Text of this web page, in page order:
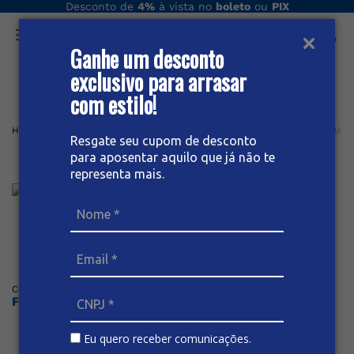
Ganhe um desconto
exclusivo para arrasar
com estilo!
Resgate seu cupom de desconto
para aposentar aquilo que já não te
representa mais.
Eu quero receber comunicações.
Desconto de 4%à vista no boletoou PIX
O que você procura hoje?
Home
Jaqueta Jeans Feminina
Posicione o mouse sob a imagem para dar zoom
Código
Faça o login ou cadastre-se para ver os preços